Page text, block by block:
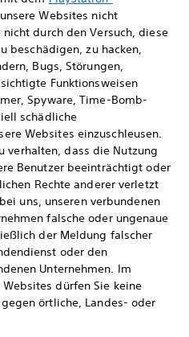
Websites nicht
durch den Versuch, diese
beschädigen, zu hacken,
Bugs, Störungen,
Funktionsweisen
Spyware, Time-Bomb-
schädliche
Websites einzuschleusen.
verhalten, dass die Nutzung
Benutzer beeinträchtigt oder
Rechte anderer verletzt
uns, unseren verbundenen
falsche oder ungenaue
der Meldung falscher
oder den
Unternehmen. Im
dürfen Sie keine
örtliche, Landes- oder